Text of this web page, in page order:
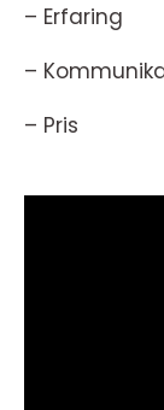
– Erfaring
–
– Pris